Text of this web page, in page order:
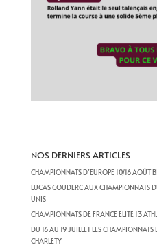
NOS DERNIERS ARTICLES
CHAMPIONNATS D’EUROPE 10/16 AOÛT
LUCAS COUDERC AUX CHAMPIONNATS
UNIS
CHAMPIONNATS DE FRANCE ELITE 13
DU 16 AU 19 JUILLET LES
CHARLETY